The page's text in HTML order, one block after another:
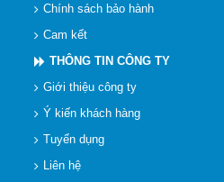
Chính sách bảo hành
Cam kết
THÔNG TIN CÔNG TY
Giới thiệu công ty
Ý kiến khách hàng
Tuyển dụng
Liên hệ